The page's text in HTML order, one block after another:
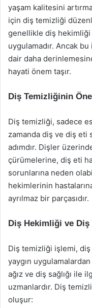
yaşam kalitesini
için diş temizliği
genellikle diş
uygulamadır. Ancak
dair daha
hayati önem taşır.
Diş Temizliğinin
Diş temizliği, sadece
zamanda diş ve diş eti
adımdır. Dişler
çürümelerine, diş eti
sorunlarına neden
hekimlerinin
ayrılmaz bir parçasıdır.
Diş Hekimliği ve Diş
Diş temizliği işlemi,
yaygın
ağız ve diş sağlığı ile
uzmanlardır. Diş
oluşur: